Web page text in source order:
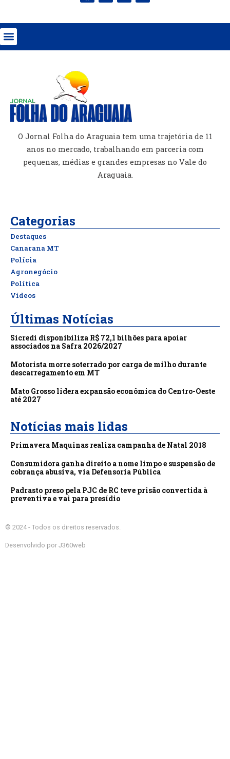
O Jornal Folha do Araguaia tem uma trajetória de 11
anos no mercado, trabalhando em parceria com
pequenas, médias e grandes empresas no Vale do
Araguaia.
Categorias
Destaques
Canarana MT
Polícia
Agronegócio
Política
Vídeos
Últimas Notícias
Sicredi disponibiliza R$ 72,1 bilhões para apoiar
associados na Safra 2026/2027
Motorista morre soterrado por carga de milho durante
descarregamento em MT
Mato Grosso lidera expansão econômica do Centro-Oeste
até 2027
Notícias mais lidas
Primavera Maquinas realiza campanha de Natal 2018
Consumidora ganha direito a nome limpo e suspensão de
cobrança abusiva, via Defensoria Pública
Padrasto preso pela PJC de RC teve prisão convertida à
preventiva e vai para presídio
© 2024 - Todos os direitos reservados.
Desenvolvido por J360web